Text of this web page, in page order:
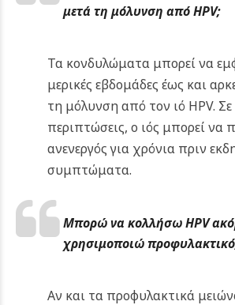
μετά τη μόλυνση από HPV;
Τα κονδυλώματα μπορεί να
μερικές εβδομάδες έως και
τη μόλυνση από τον ιό HPV. Σε
περιπτώσεις, ο ιός μπορεί να
ανενεργός για χρόνια πριν
συμπτώματα.
Μπορώ να κολλήσω HPV
χρησιμοποιώ
Αν και τα προφυλακτικά